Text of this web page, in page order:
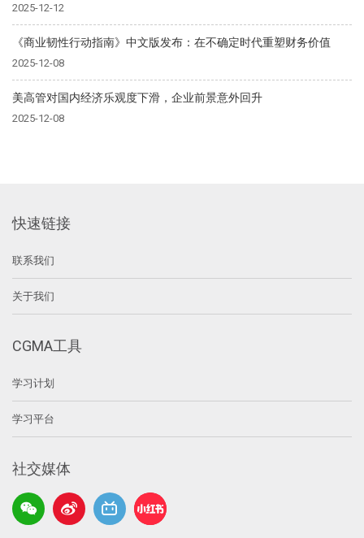
2025-12-12
《商业韧性行动指南》中文版发布：在不确定时代重塑财务价值
2025-12-08
美高管对国内经济乐观度下滑，企业前景意外回升
2025-12-08
快速链接
联系我们
关于我们
CGMA工具
学习计划
学习平台
社交媒体